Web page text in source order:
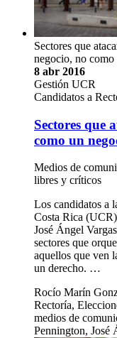
Sectores que
negocio, no como
8 abr 2016
Gestión UCR
Candidatos a
Sectores que
como un
Medios de
libres y críticos
Los candidatos a
Costa Rica
José Ángel
sectores que
aquellos que ven
un derecho. …
Rocío Marín
Rectoría,
medios de
Pennington, José